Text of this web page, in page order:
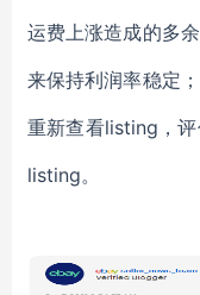
运费上涨造成的多
来保持利润率稳定
重新查看listing，
listing。